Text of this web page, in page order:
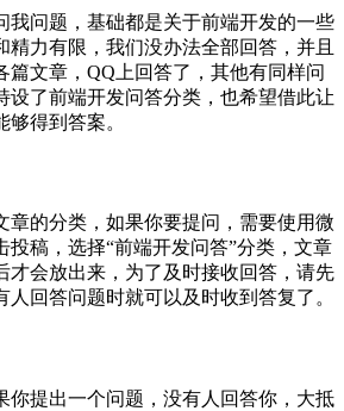
我问题，基础都是关于前端开发的一些
精力有限，我们没办法全部回答，并且
篇文章，QQ上回答了，其他有同样问
设了前端开发问答分类，也希望借此让
得到答案。
章的分类，如果你要提问，需要使用微
投稿，选择“前端开发问答”分类，文章
才会放出来，为了及时接收回答，请先
回答问题时就可以及时收到答复了。
你提出一个问题，没有人回答你，大抵